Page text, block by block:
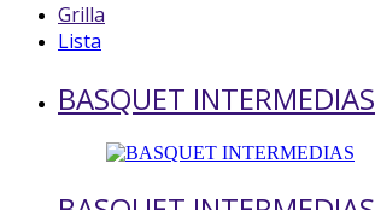
Grilla
Lista
BASQUET INTERMEDIAS